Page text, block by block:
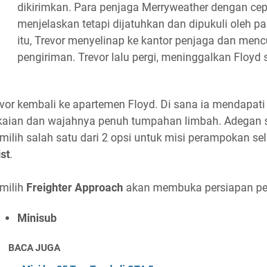
dikirimkan. Para penjaga Merryweather dengan
menjelaskan tetapi dijatuhkan dan dipukuli oleh
itu, Trevor menyelinap ke kantor penjaga dan
pengiriman. Trevor lalu pergi, meninggalkan Floyd
kembali ke apartemen Floyd. Di sana ia
dan wajahnya penuh tumpahan limbah.
salah satu dari 2 opsi untuk misi perampokan
.
Freighter Approach akan membuka persiapan
Minisub
BACA JUGA